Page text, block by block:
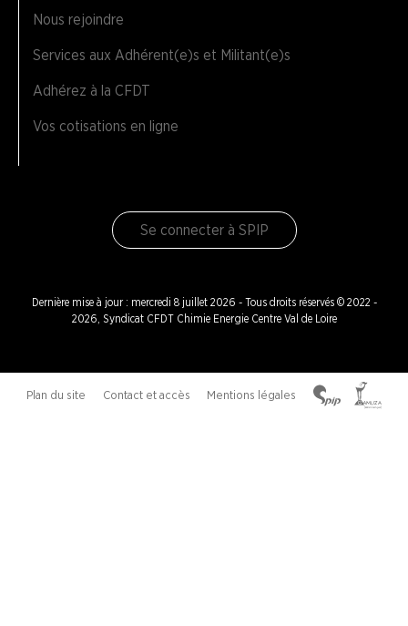
Nous rejoindre
Services aux Adhérent(e)s et Militant(e)s
Adhérez à la CFDT
Vos cotisations en ligne
Se connecter à SPIP
Dernière mise à jour : mercredi 8 juillet 2026 - Tous droits réservés © 2022 -
2026, Syndicat CFDT Chimie Energie Centre Val de Loire
Plan du site Contact et accès Mentions légales